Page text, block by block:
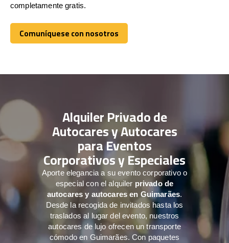
completamente gratis.
Comuníquese con nosotros
Comuníquese con nosotros
Alquiler Privado de
Autocares y Autocares
para Eventos
Corporativos y Especiales
Aporte elegancia a su evento corporativo o
especial con el alquiler privado de
autocares y autocares en Guimarães.
Desde la recogida de invitados hasta los
traslados al lugar del evento, nuestros
autocares de lujo ofrecen un transporte
cómodo en Guimarães. Con paquetes